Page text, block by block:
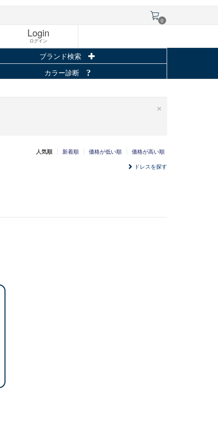
0
Login
ログイン
ブランド検索
カラー診断
×
人気順 新着順 価格が低い順
価格が高い順
ドレスを探す